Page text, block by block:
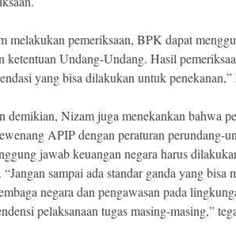
melakukan pemeriksaan, BPK dapat
ketentuan Undang-Undang. Hasil
yang bisa dilakukan untuk
demikian, Nizam juga menekankan bahwa
APIP dengan peraturan perundang-
jawab keuangan negara harus
“Jangan sampai ada standar ganda yang
negara dan pengawasan pada
pelaksanaan tugas masing-masing,”